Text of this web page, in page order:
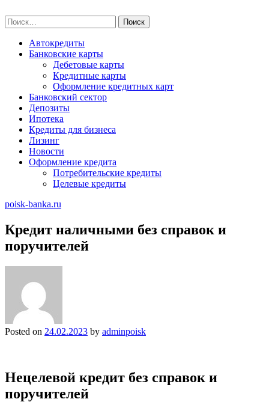
to
content
Найти:
Автокредиты
Банковские карты
Дебетовые карты
Кредитные карты
Оформление кредитных карт
Банковский сектор
Депозиты
Ипотека
Кредиты для бизнеса
Лизинг
Новости
Оформление кредита
Потребительские кредиты
Целевые кредиты
poisk-banka.ru
Кредит наличными без справок и
поручителей
Posted on 24.02.2023 by adminpoisk
Нецелевой кредит без справок и
поручителей